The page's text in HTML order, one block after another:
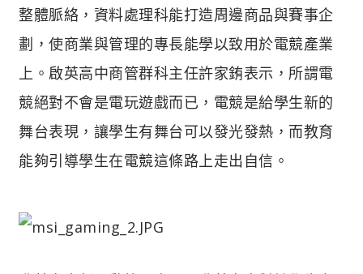
整體脈絡，資料處理科能打造周邊商品與賽事企
劃，使商業與管理的專長能學以致用於電競產業
上。啟英高中商管群科主任許家銪表示，所謂電
競絕對不會是電玩遊戲而已，電競是給學生新的
舞台表現，讓學生有舞台可以發光發熱，而教育
能夠引導學生在電競這條路上走出自信。